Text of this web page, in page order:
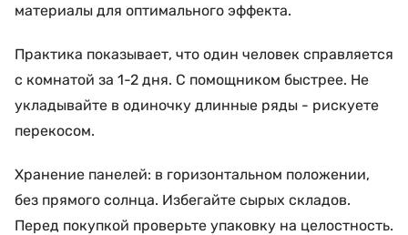
материалы для оптимального эффекта.
Практика показывает, что один человек справляется
с комнатой за 1-2 дня. С помощником быстрее. Не
укладывайте в одиночку длинные ряды - рискуете
перекосом.
Хранение панелей: в горизонтальном положении,
без прямого солнца. Избегайте сырых складов.
Перед покупкой проверьте упаковку на целостность.